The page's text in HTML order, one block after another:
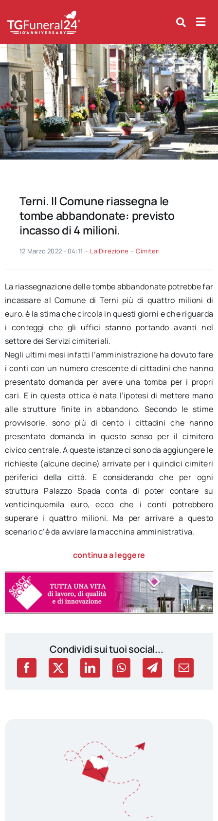
content
Terni. Il Comune riassegna le
tombe abbandonate: previsto
incasso di 4 milioni.
12 Marzo 2022 - 04:11 - La Direzione - Cimiteri
La riassegnazione delle tombe abbandonate potrebbe far
incassare al Comune di Terni più di quattro milioni di
euro. è la stima che circola in questi giorni e che riguarda
i conteggi che gli uffici stanno portando avanti nel
settore dei Servizi cimiteriali.
Negli ultimi mesi infatti l’amministrazione ha dovuto fare
i conti con un numero crescente di cittadini che hanno
presentato domanda per avere una tomba per i propri
cari. E in questa ottica è nata l’ipotesi di mettere mano
alle strutture finite in abbandono. Secondo le stime
provvisorie, sono più di cento i cittadini che hanno
presentato domanda in questo senso per il cimitero
civico centrale. A queste istanze ci sono da aggiungere le
richieste (alcune decine) arrivate per i quindici cimiteri
periferici della città. E considerando che per ogni
struttura Palazzo Spada conta di poter contare su
venticinquemila euro, ecco che i conti potrebbero
superare i quattro milioni. Ma per arrivare a questo
scenario c’è da avviare la macchina amministrativa.
continua a leggere
Condividi sui tuoi social...